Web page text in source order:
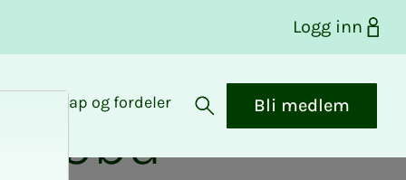
Logg inn
og fordeler
Åpne søk
Bli medlem